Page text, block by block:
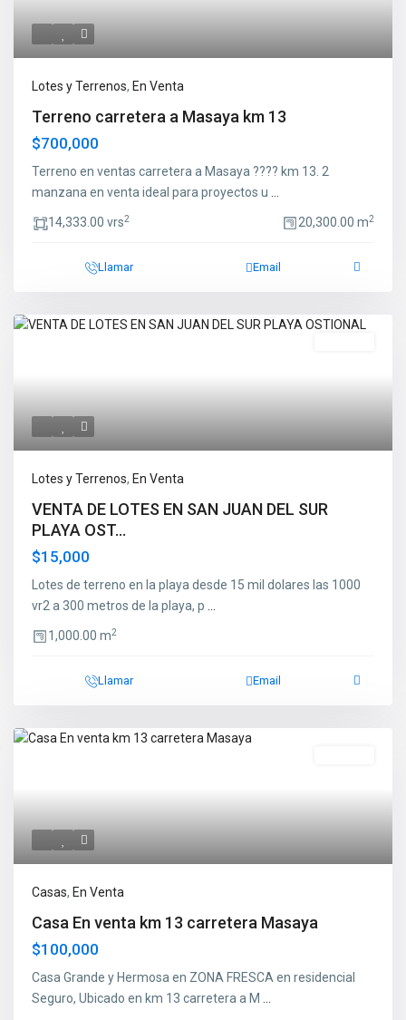
Lotes y Terrenos, En Venta
Terreno carretera a Masaya km 13
$700,000
Terreno en ventas carretera a Masaya ???? km 13. 2
manzana en venta ideal para proyectos u
14,333.00 vrs2 20,300.00 m2
Llamar Email
Lotes y Terrenos, En Venta
VENTA DE LOTES EN SAN JUAN DEL SUR
PLAYA OST...
$15,000
Lotes de terreno en la playa desde 15 mil dolares las 1000
vr2 a 300 metros de la playa, p
1,000.00 m2
Llamar Email
Casas, En Venta
Casa En venta km 13 carretera Masaya
$100,000
Casa Grande y Hermosa en ZONA FRESCA en residencial
Seguro, Ubicado en km 13 carretera a M